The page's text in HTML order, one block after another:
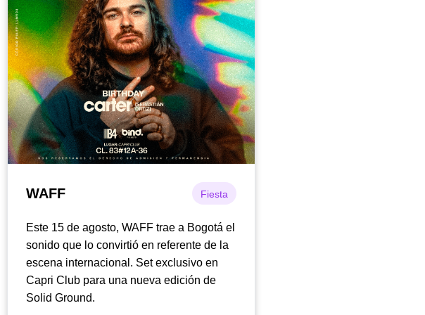
WAFF Fiesta
Este 15 de agosto, WAFF trae a Bogotá el
sonido que lo convirtió en referente de la
escena internacional. Set exclusivo en
Capri Club para una nueva edición de
Solid Ground.